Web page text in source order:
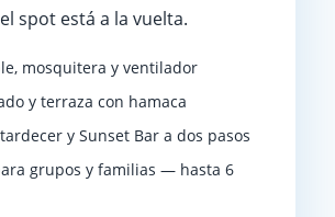
spot está a la vuelta.
mosquitera y ventilador
y terraza con hamaca
y Sunset Bar a dos pasos
grupos y familias — hasta 6